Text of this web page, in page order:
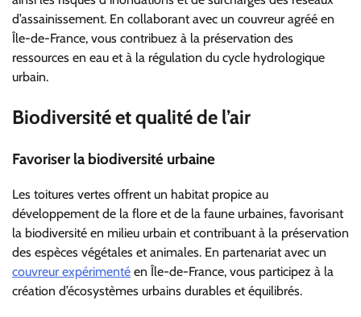
d’assainissement. En collaborant avec un couvreur agréé en
Île-de-France, vous contribuez à la préservation des
ressources en eau et à la régulation du cycle hydrologique
urbain.
Biodiversité et qualité de l’air
Favoriser la biodiversité urbaine
Les toitures vertes offrent un habitat propice au
développement de la flore et de la faune urbaines, favorisant
la biodiversité en milieu urbain et contribuant à la préservation
des espèces végétales et animales. En partenariat avec un
couvreur expérimenté en Île-de-France, vous participez à la
création d’écosystèmes urbains durables et équilibrés.